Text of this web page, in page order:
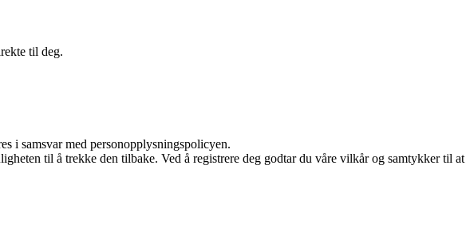
til deg.
i samsvar med personopplysningspolicyen.
til å trekke den tilbake. Ved å registrere deg godtar du våre vilkår og samtykker til